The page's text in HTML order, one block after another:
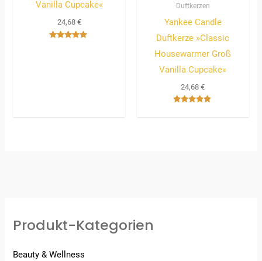
Vanilla Cupcake«
24,68 €
Duftkerzen
Yankee Candle
Duftkerze »Classic
Housewarmer Groß
Vanilla Cupcake«
24,68€
Produkt-Kategorien
Beauty & Wellness